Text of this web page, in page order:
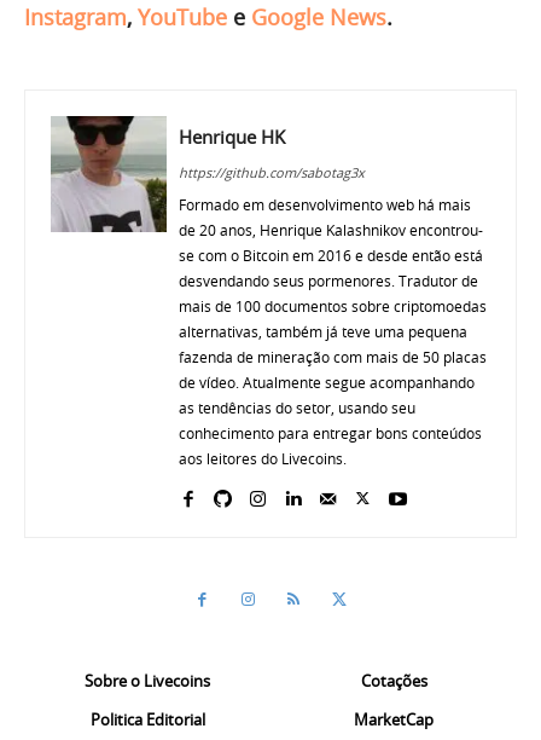
Instagram, YouTube e Google News.
Henrique HK
https://github.com/sabotag3x
Formado em desenvolvimento web há mais
de 20 anos, Henrique Kalashnikov encontrou-
se com o Bitcoin em 2016 e desde então está
desvendando seus pormenores. Tradutor de
mais de 100 documentos sobre criptomoedas
alternativas, também já teve uma pequena
fazenda de mineração com mais de 50 placas
de vídeo. Atualmente segue acompanhando
as tendências do setor, usando seu
conhecimento para entregar bons conteúdos
aos leitores do Livecoins.
Sobre o Livecoins
Politica Editorial
Cotações
MarketCap